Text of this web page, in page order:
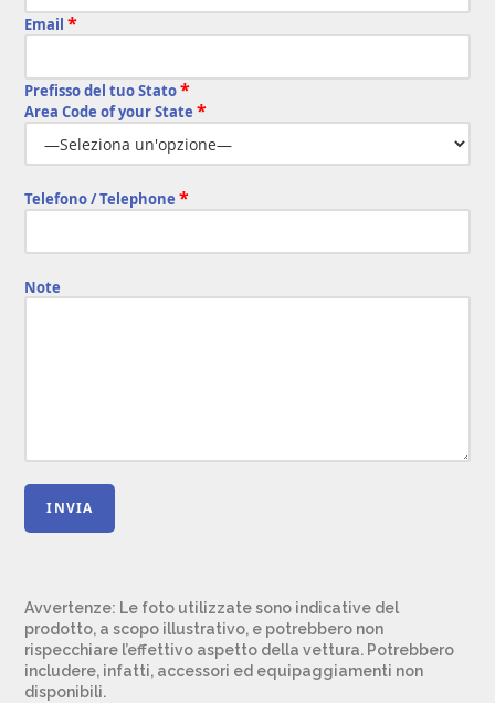
Email*
Prefisso del tuo Stato*
Area Code of your State*
Telefono / Telephone*
Note
Avvertenze: Le foto utilizzate sono indicative del
prodotto, a scopo illustrativo, e potrebbero non
rispecchiare l’effettivo aspetto della vettura. Potrebbero
includere, infatti, accessori ed equipaggiamenti non
disponibili.